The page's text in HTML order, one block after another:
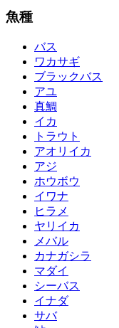
魚種
バス
ワカサギ
ブラックバス
アユ
真鯛
イカ
トラウト
アオリイカ
アジ
ホウボウ
イワナ
ヒラメ
ヤリイカ
メバル
カナガシラ
マダイ
シーバス
イナダ
サバ